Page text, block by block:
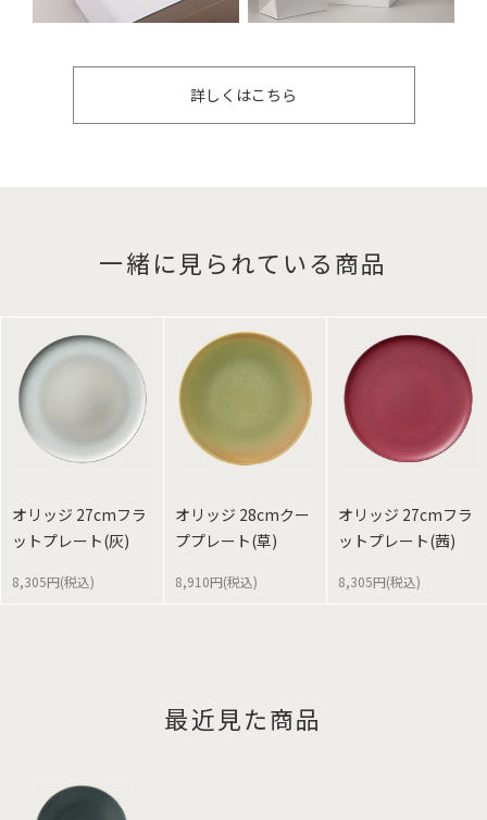
詳しくはこちら
一緒に見られている商品
オリッジ 27cmフラ
ットプレート(灰)
8,305円(税込)
オリッジ 28cmクー
ププレート(草)
8,910円(税込)
オリッジ 27cmフラ
ットプレート(茜)
8,305円(税込)
最近見た商品